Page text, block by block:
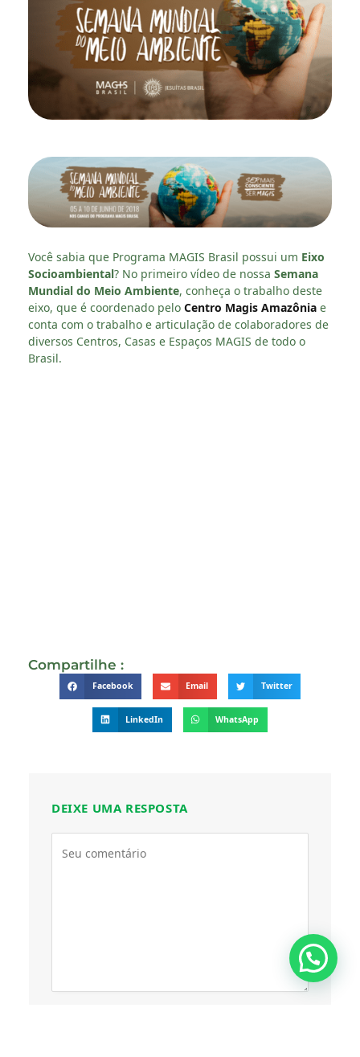
Você sabia que Programa MAGIS Brasil possui um Eixo
Socioambiental? No primeiro vídeo de nossa Semana
Mundial do Meio Ambiente, conheça o trabalho deste
eixo, que é coordenado pelo Centro Magis Amazônia e
conta com o trabalho e articulação de colaboradores de
diversos Centros, Casas e Espaços MAGIS de todo o
Brasil.
Compartilhe :
Facebook Email Twitter
LinkedIn WhatsApp
DEIXE UMA RESPOSTA